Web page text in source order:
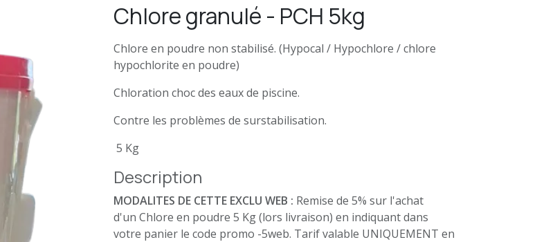
Chlore granulé - PCH 5kg
Chlore en poudre non stabilisé. (Hypocal / Hypochlore / chlore
hypochlorite en poudre)
Chloration choc des eaux de piscine.
Contre les problèmes de surstabilisation.
5 Kg
Description
MODALITES DE CETTE EXCLU WEB : Remise de 5% sur l'achat
d'un Chlore en poudre 5 Kg (lors livraison) en indiquant dans
votre panier le code promo -5web. Tarif valable UNIQUEMENT en